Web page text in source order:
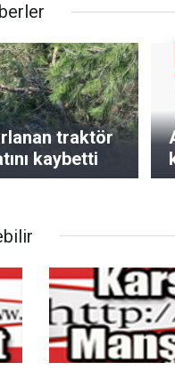
traktör
kaybetti